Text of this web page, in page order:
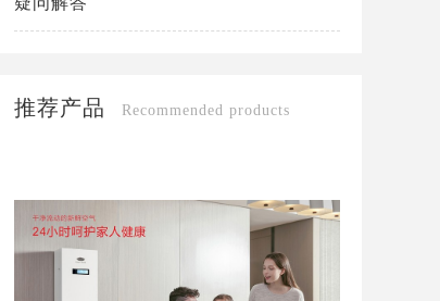
推荐产品 Recommended products